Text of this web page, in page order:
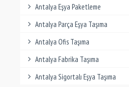
Antalya Eşya Paketleme
Antalya Parça Eşya Taşıma
Antalya Ofis Taşıma
Antalya Fabrika Taşıma
Antalya Sigortalı Eşya Taşıma